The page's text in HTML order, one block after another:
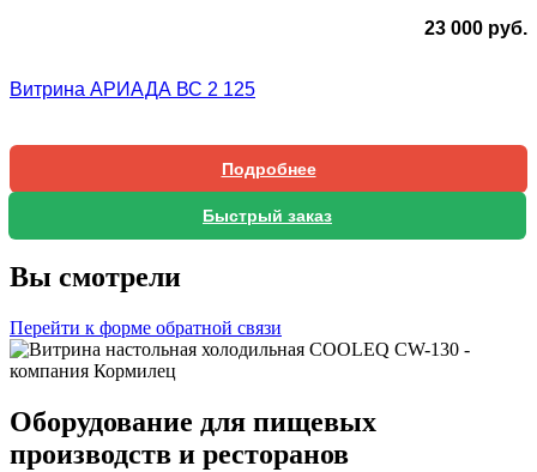
23 000 руб.
Витрина АРИАДА ВС 2 125
Подробнее
Быстрый заказ
Вы смотрели
Перейти к форме обратной связи
Оборудование для пищевых
производств и ресторанов